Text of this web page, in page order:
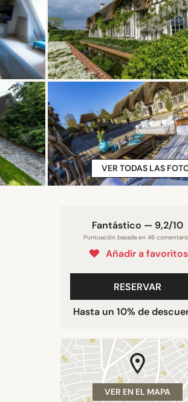
VER TODAS LAS
Fantástico — 9,2/10
Puntuación basada en 46
Añadir a favoritos
RESERVAR
Hasta un 10% de
VER EN EL MAPA